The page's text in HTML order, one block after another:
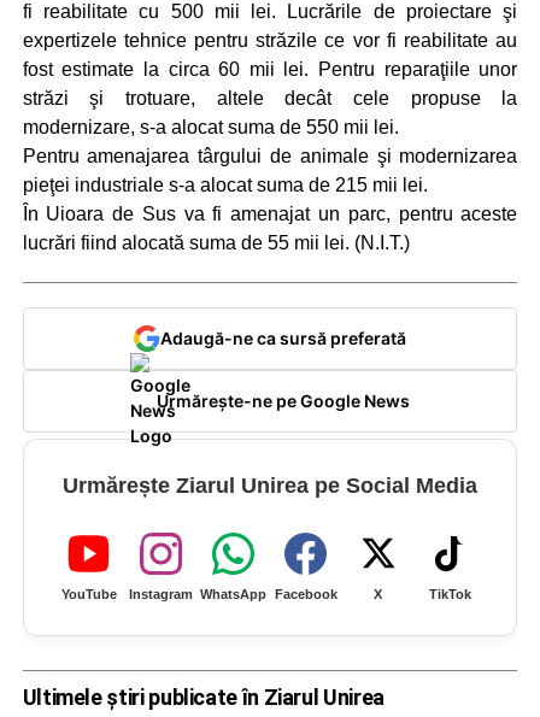
fi reabilitate cu 500 mii lei. Lucrările de proiectare şi
expertizele tehnice pentru străzile ce vor fi reabilitate au
fost estimate la circa 60 mii lei. Pentru reparaţiile unor
străzi şi trotuare, altele decât cele propuse la
modernizare, s-a alocat suma de 550 mii lei.
Pentru amenajarea târgului de animale şi modernizarea
pieţei industriale s-a alocat suma de 215 mii lei.
În Uioara de Sus va fi amenajat un parc, pentru aceste
lucrări fiind alocată suma de 55 mii lei. (N.I.T.)
Adaugă-ne ca sursă preferată
Urmărește-ne pe Google News
Urmărește Ziarul Unirea pe Social Media
YouTube Instagram WhatsApp Facebook X TikTok
Ultimele știri publicate în Ziarul Unirea